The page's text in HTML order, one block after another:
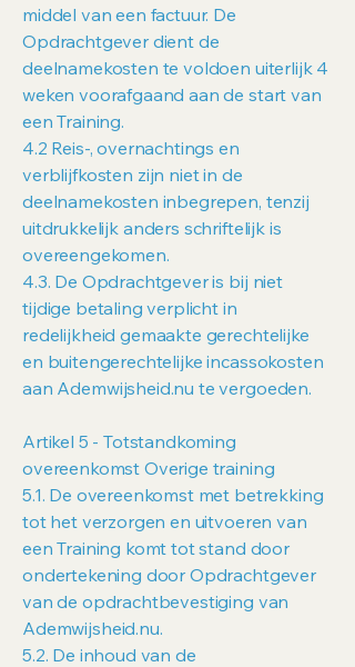
middel van een factuur. De
Opdrachtgever dient de
deelnamekosten te voldoen uiterlijk 4
weken voorafgaand aan de start van
een Training.
4.2 Reis-, overnachtings en
verblijfkosten zijn niet in de
deelnamekosten inbegrepen, tenzij
uitdrukkelijk anders schriftelijk is
overeengekomen.
4.3. De Opdrachtgever is bij niet
tijdige betaling verplicht in
redelijkheid gemaakte gerechtelijke
en buitengerechtelijke incassokosten
aan Ademwijsheid.nu te vergoeden.
Artikel 5 - Totstandkoming
overeenkomst Overige training
5.1. De overeenkomst met betrekking
tot het verzorgen en uitvoeren van
een Training komt tot stand door
ondertekening door Opdrachtgever
van de opdrachtbevestiging van
Ademwijsheid.nu.
5.2. De inhoud van de